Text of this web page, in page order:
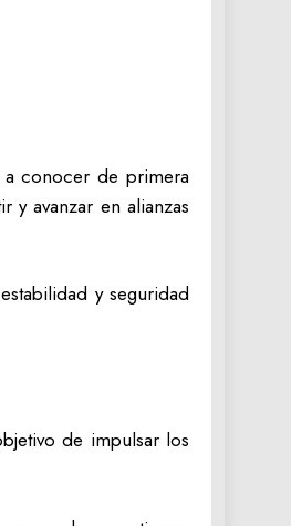
a conocer de primera
y avanzar en alianzas
y seguridad
de impulsar los